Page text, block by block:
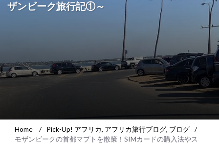
ザンビーク旅行記①～
Home / Pick-Up! アフリカ, アフリカ旅行ブログ, ブログ /
モザンビークの首都マプトを散策！SIMカードの購入法やス